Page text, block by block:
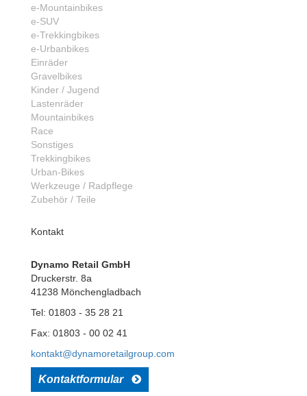
e-Mountainbikes
e-SUV
e-Trekkingbikes
e-Urbanbikes
Einräder
Gravelbikes
Kinder / Jugend
Lastenräder
Mountainbikes
Race
Sonstiges
Trekkingbikes
Urban-Bikes
Werkzeuge / Radpflege
Zubehör / Teile
Kontakt
Dynamo Retail GmbH
Druckerstr. 8a
41238 Mönchengladbach
Tel: 01803 - 35 28 21
Fax: 01803 - 00 02 41
kontakt@dynamoretailgroup.com
Kontaktformular